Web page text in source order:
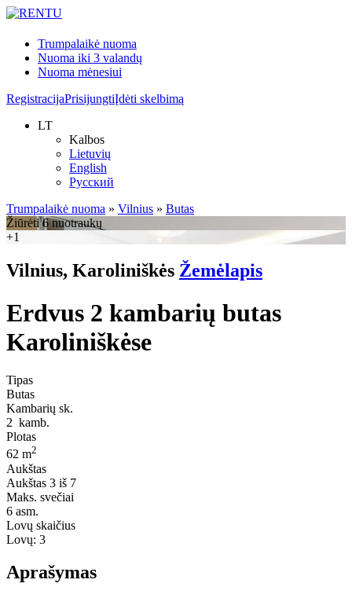
Trumpalaikė nuoma
Nuoma iki 3 valandų
Nuoma mėnesiui
RegistracijaPrisijungtiĮdėti skelbimą
LT
Kalbos
Lietuvių
English
Русский
Trumpalaikė nuoma » Vilnius » Butas
Žiūrėti 6 nuotraukų
+1
Vilnius, Karoliniškės Žemėlapis
Erdvus 2 kambarių butas
Karoliniškėse
Tipas
Butas
Kambarių sk.
2 kamb.
Plotas
62 m2
Aukštas
Aukštas 3 iš 7
Maks. svečiai
6 asm.
Lovų skaičius
Lovų: 3
Aprašymas